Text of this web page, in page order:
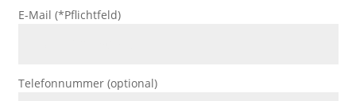
E-Mail (*Pflichtfeld)
Telefonnummer (optional)